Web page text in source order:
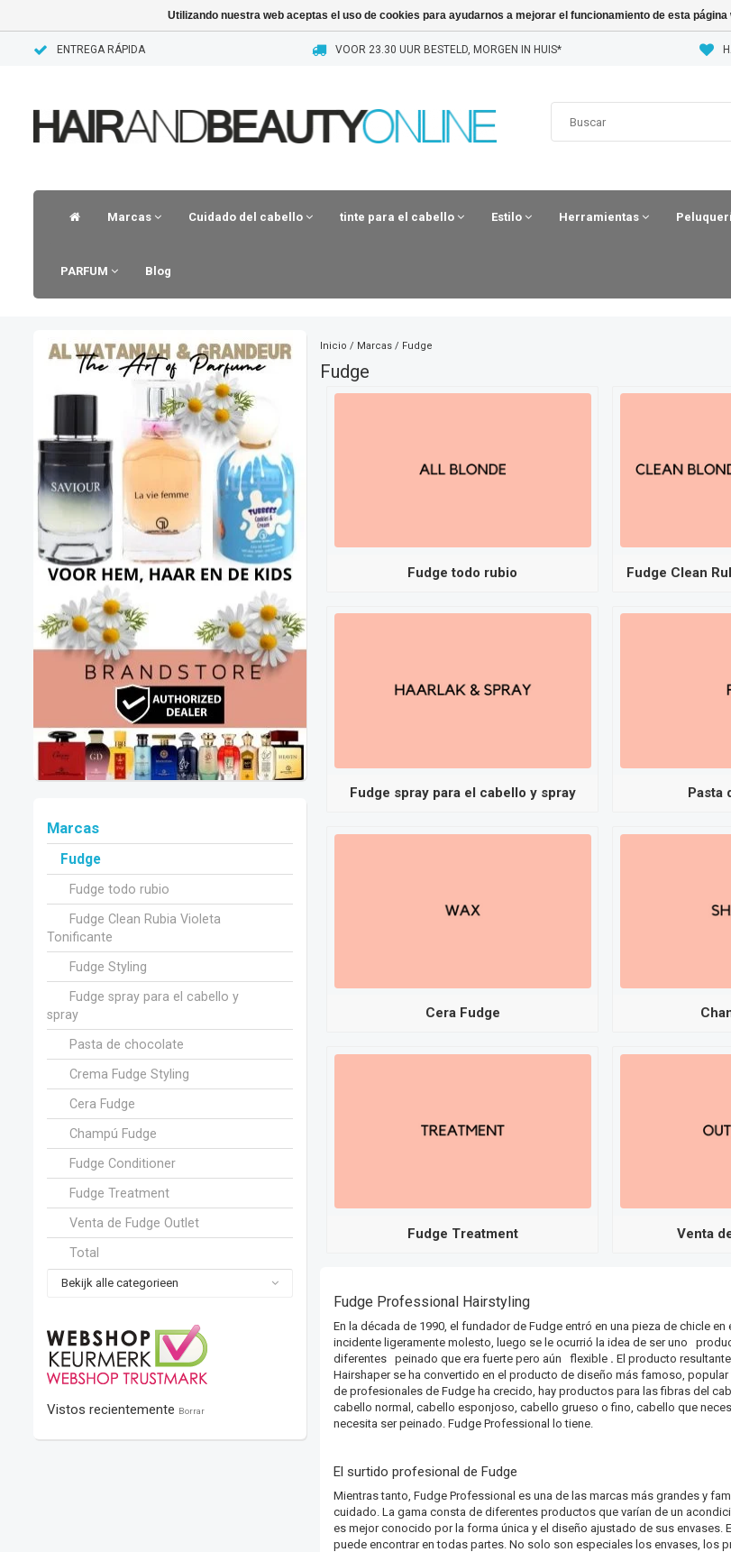
ENTREGA RÁPIDA VOOR 23.30 UUR BESTELD, MORGEN IN HUIS*
Marcas Cuidado del cabello tinte para el cabello Estilo Herramientas
PARFUM Blog
Marcas
Fudge
Fudge todo rubio
Fudge Clean Rubia Violeta
Tonificante
Fudge Styling
Fudge spray para el cabello y
spray
Pasta de chocolate
Crema Fudge Styling
Cera Fudge
Champú Fudge
Fudge Conditioner
Fudge Treatment
Venta de Fudge Outlet
Total
Bekijk alle categorieen
Vistos recientemente Borrar
Inicio / Marcas/ Fudge
Fudge
Fudge todo rubio Fudge Clean
Fudge spray para el cabello y spray Pasta
Cera Fudge
Fudge Treatment Venta
Fudge Professional Hairstyling
En la década de 1990, el fundador de Fudge entró en una pieza de chicle en
incidente ligeramente molesto, luego se le ocurrió la idea de ser uno
diferentes peinado que era fuerte pero aún flexible . El producto
Hairshaper se ha convertido en el producto de diseño más famoso,
de profesionales de Fudge ha crecido, hay productos para las fibras del
cabello normal, cabello esponjoso, cabello grueso o fino, cabello que
necesita ser peinado. Fudge Professional lo tiene.
El surtido profesional de Fudge
Mientras tanto, Fudge Professional es una de las marcas más grandes y
cuidado. La gama consta de diferentes productos que varían de un
es mejor conocido por la forma única y el diseño ajustado de sus envases.
puede encontrar en todas partes. No solo son especiales los envases, los
Utilizando nuestra web aceptas el uso de cookies para ayudarnos a mejorar el funcionamiento de esta página